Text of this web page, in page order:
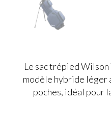
Le sac trépied
modèle hybride léger
poches, idéal pour